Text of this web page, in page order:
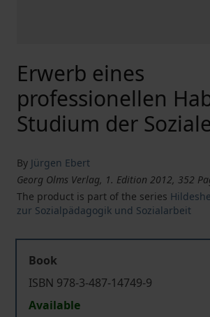
Erwerb eines
professionellen
Studium der
By Jürgen Ebert
Georg Olms Verlag, 1. Edition 2012, 352
The product is part of the series
zur Sozialpädagogik und Sozialarbeit
Book
ISBN 978-3-487-14749-9
Available